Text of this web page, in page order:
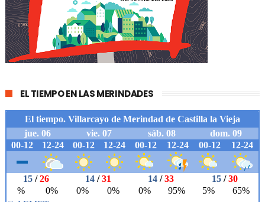
EL TIEMPO EN LAS MERINDADES